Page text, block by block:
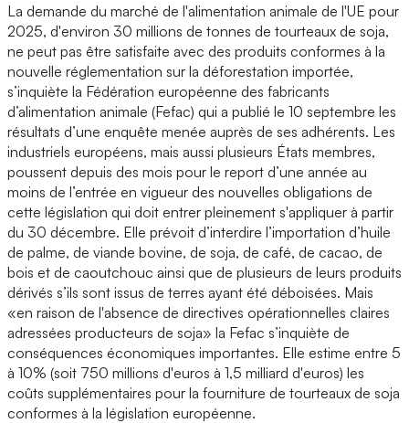
La demande du marché de l'alimentation animale de l'UE pour
2025, d'environ 30 millions de tonnes de tourteaux de soja,
ne peut pas être satisfaite avec des produits conformes à la
nouvelle réglementation sur la déforestation importée,
s’inquiète la Fédération européenne des fabricants
d’alimentation animale (Fefac) qui a publié le 10 septembre les
résultats d’une enquête menée auprès de ses adhérents. Les
industriels européens, mais aussi plusieurs États membres,
poussent depuis des mois pour le report d’une année au
moins de l’entrée en vigueur des nouvelles obligations de
cette législation qui doit entrer pleinement s'appliquer à partir
du 30 décembre. Elle prévoit d’interdire l’importation d’huile
de palme, de viande bovine, de soja, de café, de cacao, de
bois et de caoutchouc ainsi que de plusieurs de leurs produits
dérivés s’ils sont issus de terres ayant été déboisées. Mais
«en raison de l'absence de directives opérationnelles claires
adressées producteurs de soja» la Fefac s’inquiète de
conséquences économiques importantes. Elle estime entre 5
à 10% (soit 750 millions d'euros à 1,5 milliard d'euros) les
coûts supplémentaires pour la fourniture de tourteaux de soja
conformes à la législation européenne.